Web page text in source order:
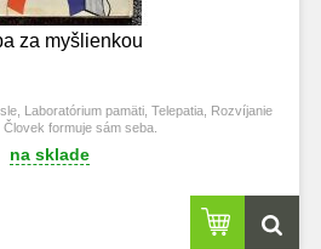
za myšlienkou
Laboratórium pamäti, Telepatia, Rozvíjanie
formuje sám seba.
na sklade